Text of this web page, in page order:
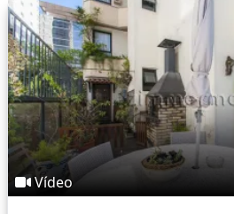
Vídeo